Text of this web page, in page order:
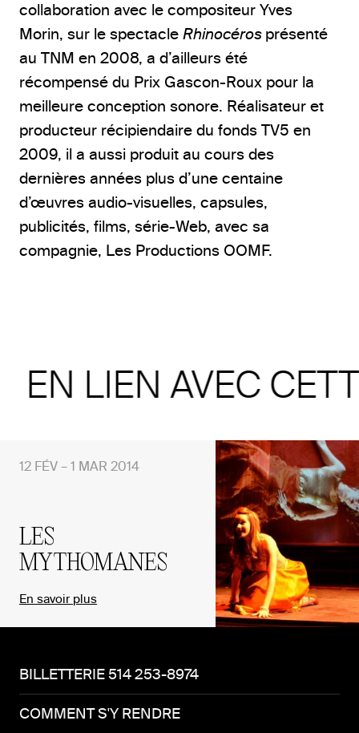
collaboration avec le compositeur Yves
Morin, sur le spectacle Rhinocéros présenté
au TNM en 2008, a d’ailleurs été
récompensé du Prix Gascon-Roux pour la
meilleure conception sonore. Réalisateur et
producteur récipiendaire du fonds TV5 en
2009, il a aussi produit au cours des
dernières années plus d’une centaine
d’œuvres audio-visuelles, capsules,
publicités, films, série-Web, avec sa
compagnie, Les Productions OOMF.
EN LIEN AVEC
LES
MYTHOMANES
12 FÉV – 1 MAR 2014
En savoir plus
BILLETTERIE 514 253-8974
COMMENT S'Y RENDRE